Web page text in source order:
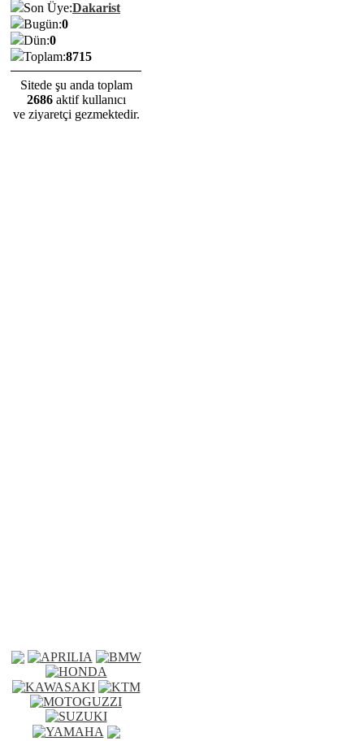
Son Üye:Dakarist
Bugün:0
Dün:0
Toplam:8715
Sitede şu anda toplam
2686aktif kullanıcı
ve ziyaretçi gezmektedir.